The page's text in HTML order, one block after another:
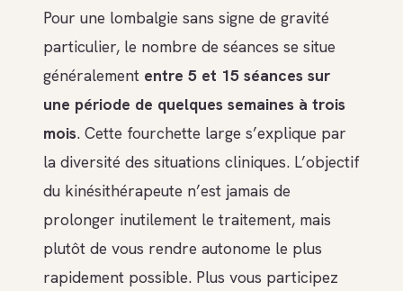
Pour une lombalgie sans signe de gravité
particulier, le nombre de séances se situe
généralement entre 5 et 15 séances sur
une période de quelques semaines à trois
mois. Cette fourchette large s’explique par
la diversité des situations cliniques. L’objectif
du kinésithérapeute n’est jamais de
prolonger inutilement le traitement, mais
plutôt de vous rendre autonome le plus
rapidement possible. Plus vous participez